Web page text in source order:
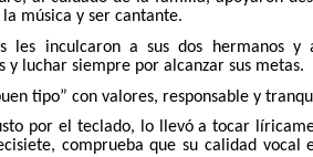
música y ser cantante.
les inculcaron a sus dos
y luchar siempre por alcanzar sus metas.
tipo” con valores, responsable y
por el teclado, lo llevó a tocar
comprueba que su calidad